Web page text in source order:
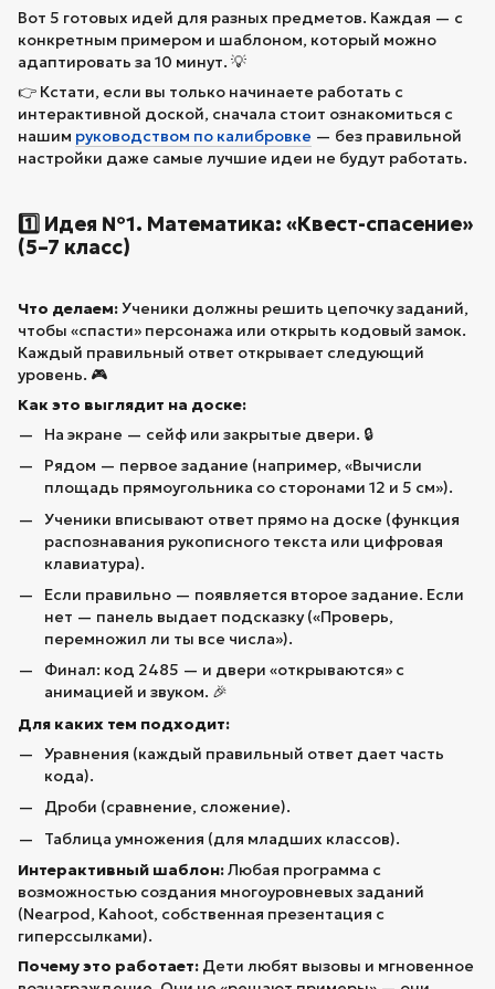
Вот 5 готовых идей для разных предметов. Каждая — с
конкретным примером и шаблоном, который можно
адаптировать за 10 минут. 💡
👉 Кстати, если вы только начинаете работать с
интерактивной доской, сначала стоит ознакомиться с
нашим руководством по калибровке — без правильной
настройки даже самые лучшие идеи не будут работать.
1️⃣ Идея №1. Математика: «Квест-спасение»
(5–7 класс)
Что делаем:Ученики должны решить цепочку заданий,
чтобы «спасти» персонажа или открыть кодовый замок.
Каждый правильный ответ открывает следующий
уровень. 🎮
Как это выглядит на доске:
На экране — сейф или закрытые двери. 🔒
Рядом — первое задание (например, «Вычисли
площадь прямоугольника со сторонами 12 и 5 см»).
Ученики вписывают ответ прямо на доске (функция
распознавания рукописного текста или цифровая
клавиатура).
Если правильно — появляется второе задание. Если
нет — панель выдает подсказку («Проверь,
перемножил ли ты все числа»).
Финал: код 2485 — и двери «открываются» с
анимацией и звуком. 🎉
Для каких тем подходит:
Уравнения (каждый правильный ответ дает часть
кода).
Дроби (сравнение, сложение).
Таблица умножения (для младших классов).
Интерактивный шаблон:Любая программа с
возможностью создания многоуровневых заданий
(Nearpod, Kahoot, собственная презентация с
гиперссылками).
Почему это работает: Дети любят вызовы и мгновенное